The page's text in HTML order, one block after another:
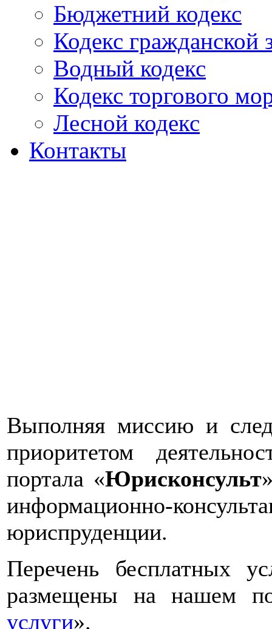
Бюджетний кодекс
Кодекс гражданской
Водный кодекс
Кодекс торгового
Лесной кодекс
Контакты
Выполняя миссию и
приоритетом
портала «Юрисконсульт
информационно-
юриспруденции.
Перечень бесплатных
размещены на нашем
услуги».